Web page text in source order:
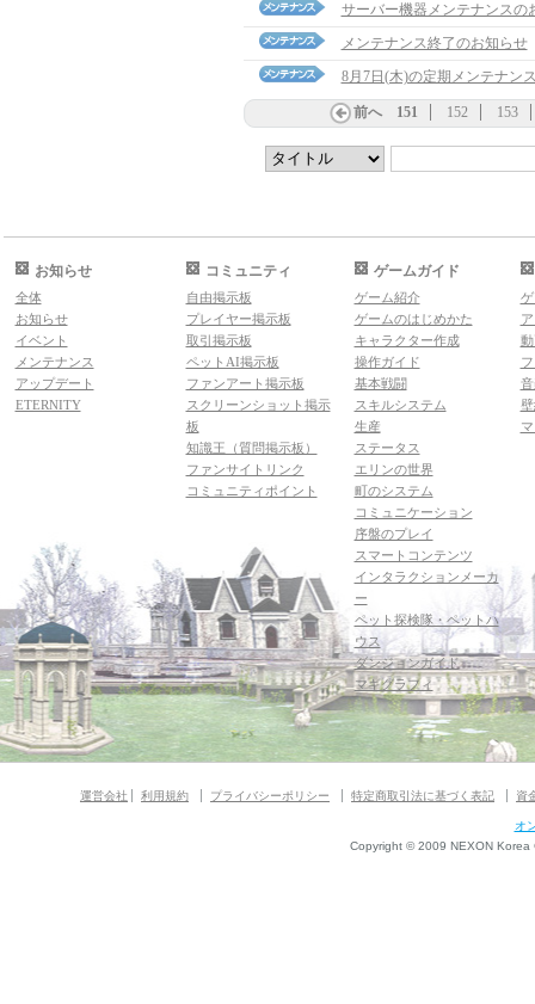
サーバー機器メンテナンスの
メンテナンス終了のお知らせ
8月7日(木)の定期メンテナン
前へ 151 152 153
お知らせ
全体
お知らせ
イベント
メンテナンス
アップデート
ETERNITY
コミュニティ
自由掲示板
プレイヤー掲示板
取引掲示板
ペットAI掲示板
ファンアート掲示板
スクリーンショット掲示
板
知識王（質問掲示板）
ファンサイトリンク
コミュニティポイント
ゲームガイド
ゲーム紹介
ゲームのはじめかた
キャラクター作成
操作ガイド
基本戦闘
スキルシステム
生産
ステータス
エリンの世界
町のシステム
コミュニケーション
序盤のプレイ
スマートコンテンツ
インタラクションメーカ
ー
ペット探検隊・ペットハ
ウス
ダンジョンガイド
マギグラフィ
運営会社 利用規約 プライバシーポリシー 特定商取引法に基づく表記 資
オ
Copyright © 2009 NEXON Korea